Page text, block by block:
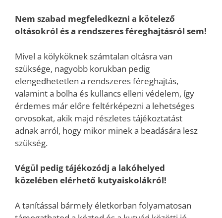
Nem szabad megfeledkezni a kötelező
oltásokról és a rendszeres féreghajtásról sem!
Mivel a kölyköknek számtalan oltásra van
szüksége, nagyobb korukban pedig
elengedhetetlen a rendszeres féreghajtás,
valamint a bolha és kullancs elleni védelem, így
érdemes már előre feltérképezni a lehetséges
orvosokat, akik majd részletes tájékoztatást
adnak arról, hogy mikor minek a beadására lesz
szükség.
Végül pedig tájékozódj a lakóhelyed
közelében elérhető kutyaiskolákról!
A tanítással bármely életkorban folyamatosan